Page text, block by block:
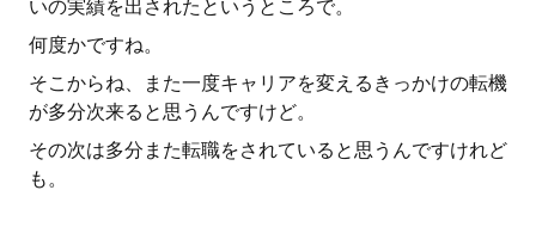
いの実績を出されたというところで。
何度かですね。
そこからね、また一度キャリアを変えるきっかけの転機
が多分次来ると思うんですけど。
その次は多分また転職をされていると思うんですけれど
も。